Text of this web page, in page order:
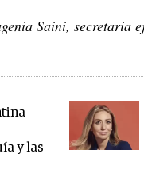
Saini, secretaria
y las